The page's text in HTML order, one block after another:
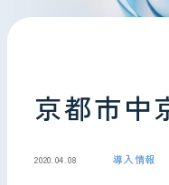
会社情報
京都市中
2020.04.08 導入情報